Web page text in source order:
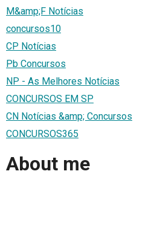
M&amp;F Notícias
concursos10
CP Notícias
Pb Concursos
NP - As Melhores Notícias
CONCURSOS EM SP
CN Notícias &amp; Concursos
CONCURSOS365
About me